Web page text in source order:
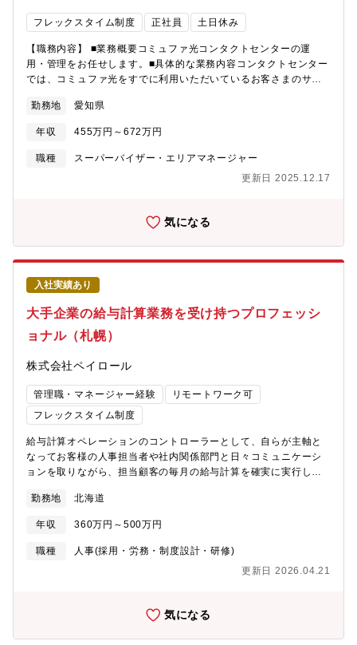
務）・個人会員からの問い合わせに対して、メール／電話による
サポートを提供 －メール対応（一次対応／二次対応） －電話
他事業部門との連携●チーム牽引・育成・派遣・限定正社員メンバ
ーへのOJT・育成支援・チームのSLA・品質管理（QA）の推進・
メンバーのパフォーマンス管理・フォローアップまた、これまで
のご経験やご意向に応じて、下記のような部門内／事業部内横断
ント（シフト管理・パフォーマンス管理・メンバー育成）・
の企画・実施（品質向上・生産性向上）・カスタマーマーケティ
フレックスタイム制度 正社員 土日休み
【職務内容】 ■業務概要コミュファ光コンタクトセンターの運
用・管理をお任せします。■具体的な業務内容コンタクトセンター
では、コミュファ光をすでに利用いただいているお客さまのサポ
らなくなった、等様々なお客さまからのお問い合わせに対応して
います。今回募集するポジションでは、お問い合わせに対するお
客さまの満足度を向上させるため、コンタクトセンターの運用管
理及び品質を向上させることがミッションとなります。日々遠隔
センターの品質向上のために取り組んでいただきます。※3か月に
岡・札幌）■業務補足業務は基本的に自社で行い、遠隔で運用管理
を行います。コンタクトセンターは札幌や福岡等にあり、出張す
ることはありますが、常駐勤務はありません。また、直接個人の
お客さまとお話する機会は発生することはありますが、ほとんど
ありません。コンタクトセンターの受電に関しては、お困りごと
のお問い合わせが9割以上でクレームは1割未満です。お困りごと
に答えるのは当たり前で、期待を超えることで満足度が向上しま
すので、応対の品質向上が重要となります。付加価値のある提案
を行い、満足度を高めていく業務となります。応対件数や応対時
実際に確認して、品質向上のための施策を行っていきます。■1日
の業務イメージ・前日の実績集約・当日の充足確認・問合せ状況
の進捗管理 等■仕事の魅力、やりがいお客さまからの感謝の気持
ちがダイレクトに感じられること、そして日々自身の成長も感じ
られる業務です。■伸ばせるスキル管理能力、コミュニケーション
能力、迅速な対応力、数値管理能力■入社後担当役割/研修イメー
ジ入社後、最低3か月はOJT担当がマンツーマンで研修を実施しま
す。業務に慣れてきたら、徐々に独り立ちをしていただきま
ザーに対して、サポートの強化を図るための増員■採用人数：1名
勤務地 愛知県
年収 455万円～672万円
職種
スーパーバイザー・エリアマネージャー
更新日 2025.12.17
気になる
入社実績あり
大手企業の給与計算業務を受け持つプロフェッシ
ョナル（札幌）
株式会社ペイロール
管理職・マネージャー経験
リモートワーク可
フレックスタイム制度
給与計算オペレーションのコントローラーとして、自らが主軸と
なってお客様の人事担当者や社内関係部門と日々コミュニケーシ
ョンを取りながら、担当顧客の毎月の給与計算を確実に実行しま
を把握し、精度向上・効率化・属人化防止に向けた提案をするこ
とで運用を最適化し、顧客満足度を向上します。給与業務アウト
ソーシング業界のリーディングカンパニーである当社だからこ
そ、絶対に止めることができない給与計算において重要な役割を
理解力など、給与計算はもちろん、その他の分野にも応用可能な
となるプロセス部門は、東京（70名）、北海道（190名）、長崎
（35名）に拠点があります。入社後の業務内容①スケジュール管
理：給与計算に向けた勤怠実績など各種データの期限を顧客とす
勤務地 北海道
年収 360万円～500万円
職種
人事(採用・労務・制度設計・研修)
更新日 2026.04.21
気になる